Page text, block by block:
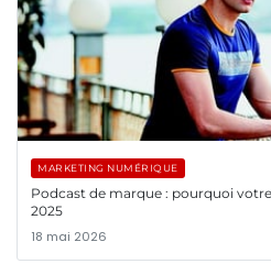
MARKETING NUMÉRIQUE
Podcast de marque : pourquoi
2025
18 mai 2026